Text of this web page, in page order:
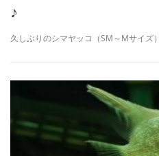
♪
久しぶりのシマヤッコ（SM～Mサイズ